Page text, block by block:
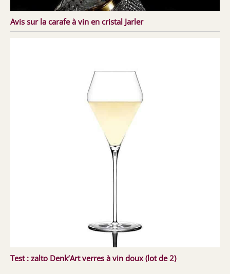
Avis sur la carafe à vin en cristal Jarler
Test : zalto Denk’Art verres à vin doux (lot de 2)